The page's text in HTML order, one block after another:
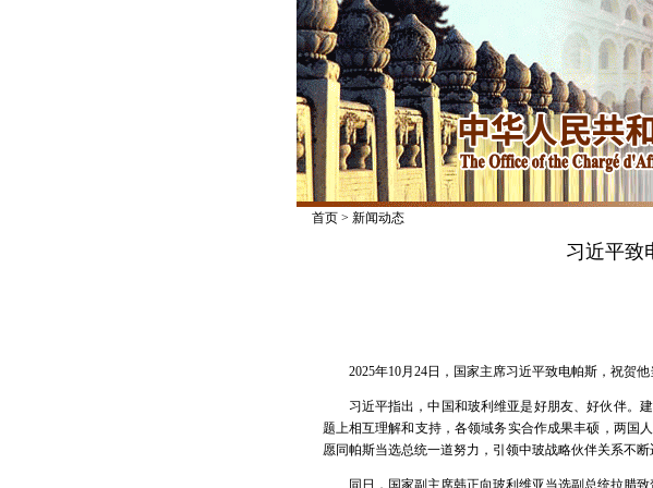
首页> 新闻动态
习近平致
2025年10月24日，国家主席习近平致电帕斯，祝贺他
习近平指出，中国和玻利维亚是好朋友、好伙伴。
题上相互理解和支持，各领域务实合作成果丰硕，两国
愿同帕斯当选总统一道努力，引领中玻战略伙伴关系不断
同日，国家副主席韩正向玻利维亚当选副总统拉腊致